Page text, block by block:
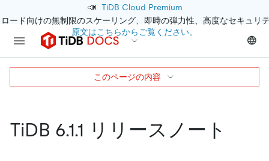
📣 TiDB Cloud Premium
ード向けの無制限のスケーリング、即時の弾力性、高度なセキュリ
原文はこちらからご覧ください。
TiDB 6.1.1 リリースノート
このページの内容